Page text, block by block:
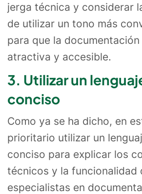
jerga técnica y considerar
de utilizar un tono más
para que la
atractiva y accesible.
3. Utilizar un
conciso
Como ya se ha dicho, en
prioritario utilizar un
conciso para explicar los
técnicos y la funcionalidad
especialistas en